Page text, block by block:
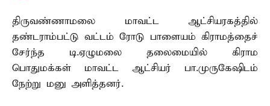
திருவண்ணாமலை மாவட்ட ஆட்சியரகத்தில்
தண்டராம்பட்டு வட்டம் ரோடு பாளையம் கிராமத்தைச்
சேர்ந்த டி.ஏழுமலை தலைமையில் கிராம
பொதுமக்கள் மாவட்ட ஆட்சியர் பா.முருகேஷிடம்
நேற்று மனு அளித்தனர்.